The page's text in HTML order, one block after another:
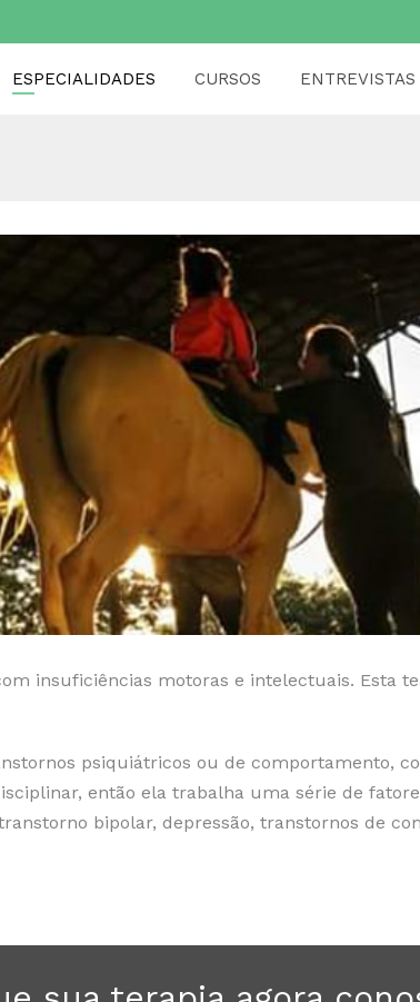
ESPECIALIDADES CURSOS ENTREVISTAS
insuficiências motoras e intelectuais. Esta
psiquiátricos ou de comportamento,
então ela trabalha uma série de
bipolar, depressão, transtornos de